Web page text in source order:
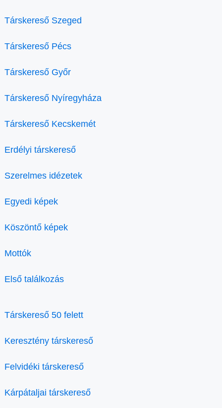
Társkereső Szeged
Társkereső Pécs
Társkereső Győr
Társkereső Nyíregyháza
Társkereső Kecskemét
Erdélyi társkereső
Szerelmes idézetek
Egyedi képek
Köszöntő képek
Mottók
Első találkozás
Társkereső 50 felett
Keresztény társkereső
Felvidéki társkereső
Kárpátaljai társkereső